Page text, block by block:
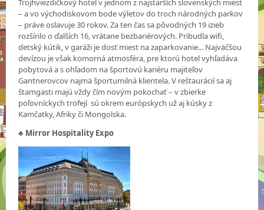
– a vo východiskovom bode výletov do troch národných parkov
– práve oslavuje 30 rokov. Za ten čas sa pôvodných 19 izieb
rozšírilo o ďalších 16, vrátane bezbariérových. Pribudla wifi,
detský kútik, v garáži je dosť miest na zaparkovanie... Najväčšou
devízou je však komorná atmosféra, pre ktorú hotel vyhľadáva
pobytová a s ohľadom na športovú kariéru majiteľov
Gantnerovcov najmä športumilná klientela. V reštaurácií sa aj
štamgasti majú vždy čím novým pokochať – v zbierke
poľovníckych trofejí sú okrem európskych už aj kúsky z
Kamčatky, Afriky či Mongolska.
♣ Mirror Hospitality Expo